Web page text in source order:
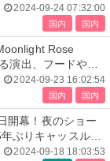
2024-09-24 07:32:00
国内 国内
Rose
演出、フードやア
2024-09-23 16:02:54
国内 国内
開幕！夜のショー
ぶりキャッスルシ
2024-09-18 18:03:53